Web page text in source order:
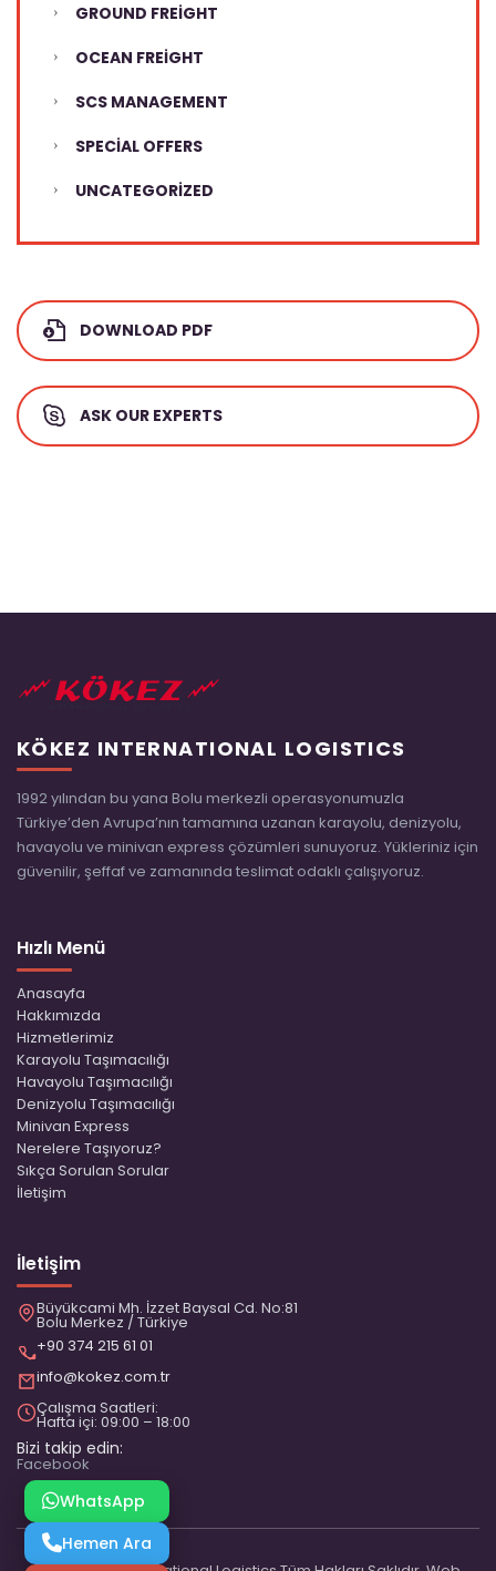
WhatsApp
Hemen Ara
GROUND FREIGHT
OCEAN FREIGHT
SCS MANAGEMENT
SPECIAL OFFERS
UNCATEGORIZED
DOWNLOAD PDF
ASK OUR EXPERTS
KÖKEZ INTERNATIONAL LOGISTICS
1992 yılından bu yana Bolu merkezli operasyonumuzla
Türkiye’den Avrupa’nın tamamına uzanan karayolu, denizyolu,
havayolu ve minivan express çözümleri sunuyoruz. Yükleriniz için
güvenilir, şeffaf ve zamanında teslimat odaklı çalışıyoruz.
Hızlı Menü
Anasayfa
Hakkımızda
Hizmetlerimiz
Karayolu Taşımacılığı
Havayolu Taşımacılığı
Denizyolu Taşımacılığı
Minivan Express
Nerelere Taşıyoruz?
Sıkça Sorulan Sorular
İletişim
İletişim
Büyükcami Mh. İzzet Baysal Cd. No:81
Bolu Merkez / Türkiye
+90 374 215 61 01
info@kokez.com.tr
Çalışma Saatleri:
Hafta içi: 09:00 – 18:00
Bizi takip edin:
Facebook